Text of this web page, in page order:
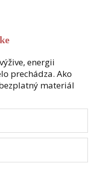
energii
prechádza. Ako
materiál